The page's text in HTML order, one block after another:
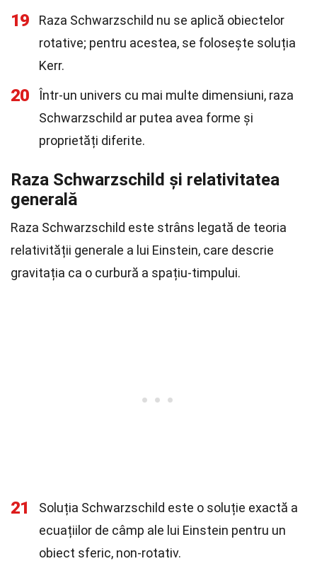
19
Raza Schwarzschild nu se aplică obiectelor
rotative; pentru acestea, se folosește soluția
Kerr.
20
Într-un univers cu mai multe dimensiuni, raza
Schwarzschild ar putea avea forme și
proprietăți diferite.
Raza Schwarzschild și relativitatea
generală
Raza Schwarzschild este strâns legată de teoria
relativității generale a lui Einstein, care descrie
gravitația ca o curbură a spațiu-timpului.
21
Soluția Schwarzschild este o soluție exactă a
ecuațiilor de câmp ale lui Einstein pentru un
obiect sferic, non-rotativ.